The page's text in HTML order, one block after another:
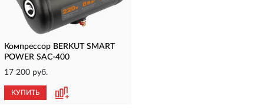
Компрессор BERKUT SMART
POWER SAC-400
17 200 руб.
КУПИТЬ